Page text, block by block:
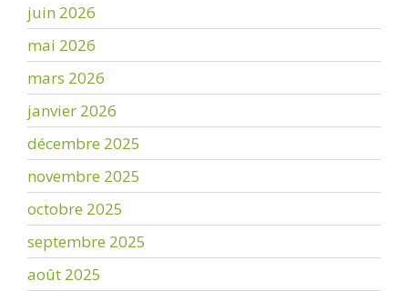
juin 2026
mai 2026
mars 2026
janvier 2026
décembre 2025
novembre 2025
octobre 2025
septembre 2025
août 2025